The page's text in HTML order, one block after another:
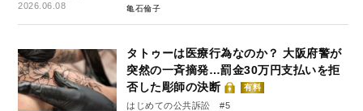
2026.06.08
亀石倫子
タトゥーは医療行為なのか？ 大阪府警が
突然の一斉摘発…罰金30万円支払いを拒
否した彫師の決断
有料
はじめての公共訴訟 #5